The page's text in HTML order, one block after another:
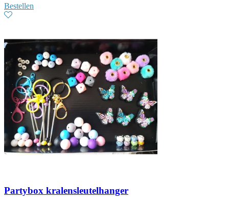
Bestellen
Partybox kralensleutelhanger